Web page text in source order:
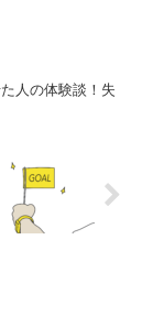
人の体験談！失